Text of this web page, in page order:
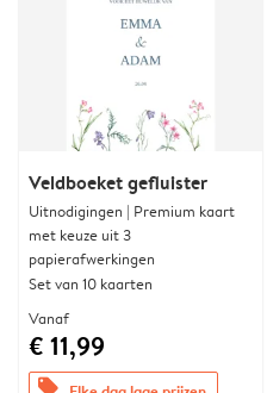
Veldboeket gefluister
Uitnodigingen | Premium kaart
met keuze uit 3
papierafwerkingen
Set van 10 kaarten
Vanaf
€ 11,99
offers